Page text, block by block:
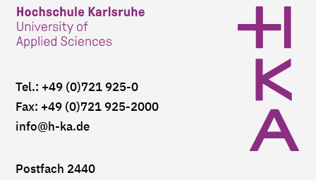
Tel.: +49 (0)721 925-0
Fax: +49 (0)721 925-2000
info@h-ka.de
Postfach 2440